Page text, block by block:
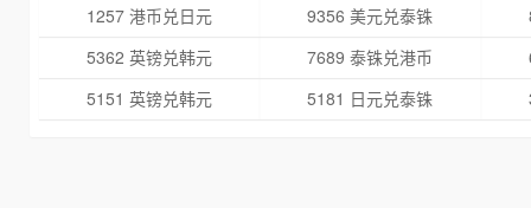
1257 港币兑日元
9356 美元兑泰铢
5362 英镑兑韩元
7689 泰铢兑港币
5151 英镑兑韩元
5181 日元兑泰铢